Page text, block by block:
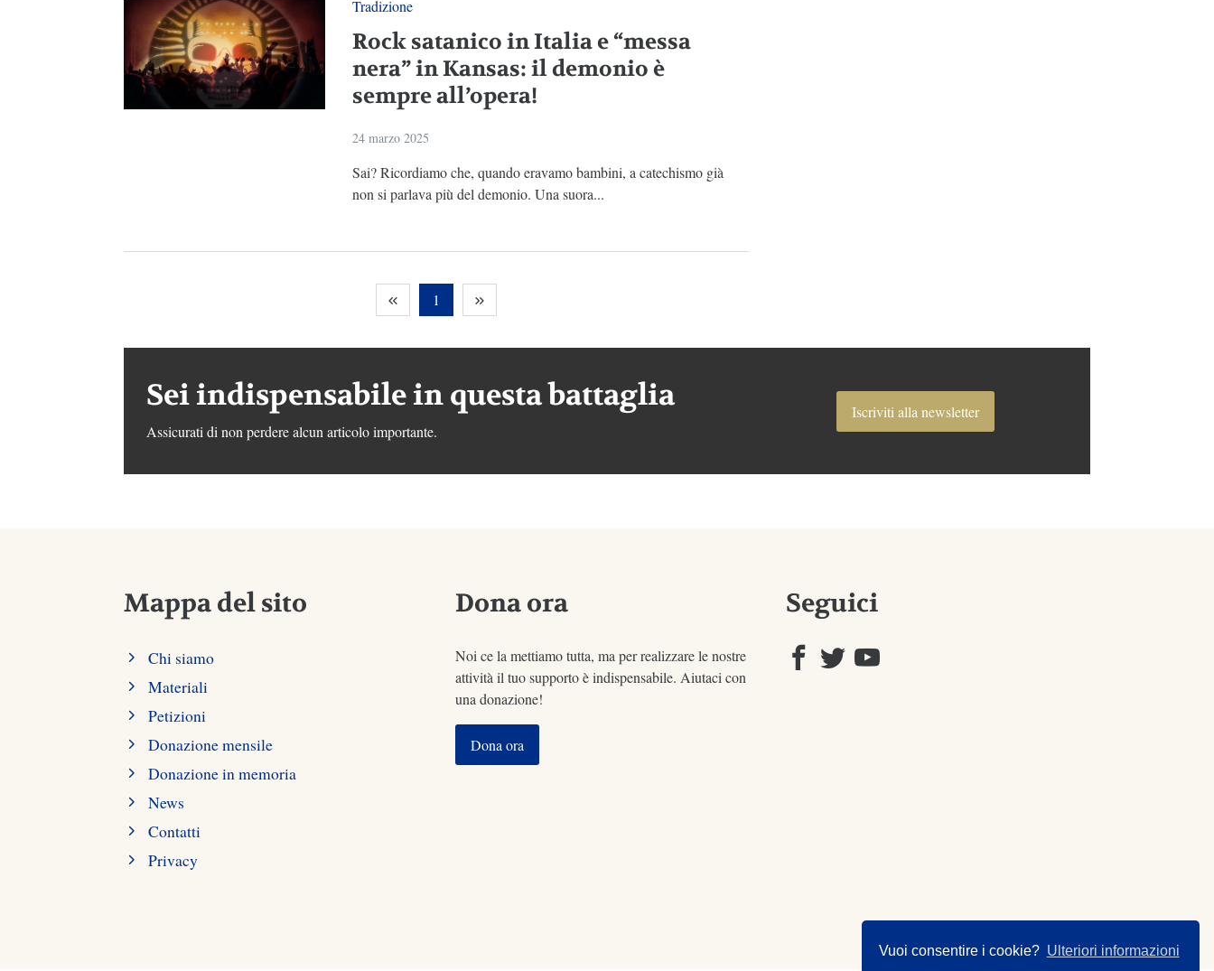
Vuoi consentire i cookie? Ulteriori informazioni
Tradizione
Rock satanico in Italia e “messa
nera” in Kansas: il demonio è
sempre all’opera!
24 marzo 2025
Sai? Ricordiamo che, quando eravamo bambini, a catechismo già
non si parlava più del demonio. Una suora...
1
Sei indispensabile in questa battaglia
Assicurati di non perdere alcun articolo importante.
Iscriviti alla newsletter
Mappa del sito
Chi siamo
Materiali
Petizioni
Donazione mensile
Donazione in memoria
News
Contatti
Privacy
Dona ora
Noi ce la mettiamo tutta, ma per realizzare le nostre
attività il tuo supporto è indispensabile. Aiutaci con
una donazione!
Dona ora
Seguici